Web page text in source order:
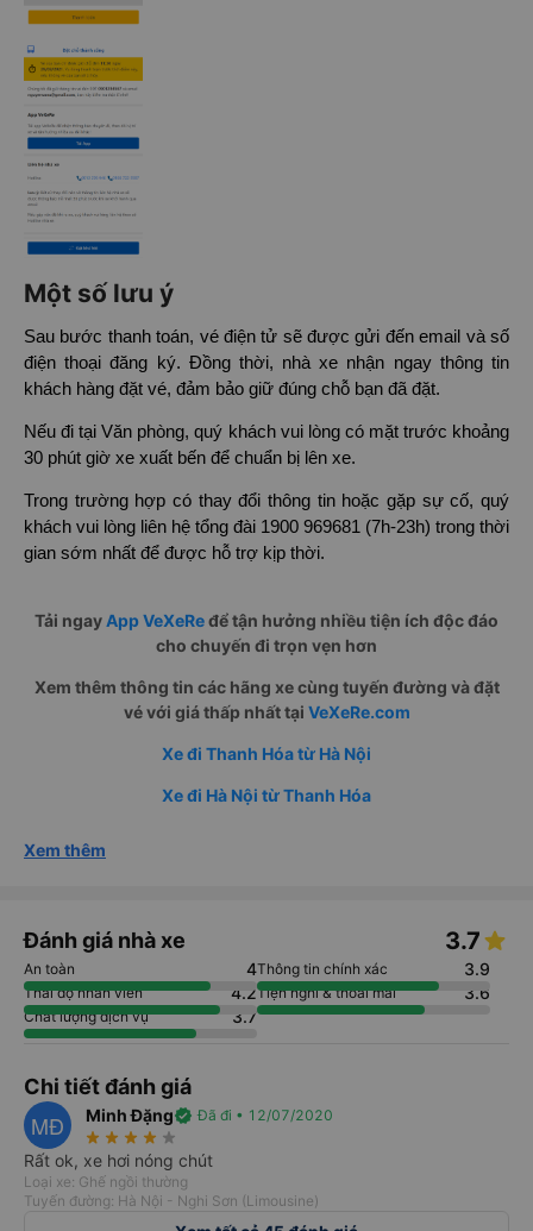
Một số lưu ý
Sau bước thanh toán, vé điện tử sẽ được gửi đến email và số
điện thoại đăng ký. Đồng thời, nhà xe nhận ngay thông tin
khách hàng đặt vé, đảm bảo giữ đúng chỗ bạn đã đặt.
Nếu đi tại Văn phòng, quý khách vui lòng có mặt trước khoảng
30 phút giờ xe xuất bến để chuẩn bị lên xe.
Trong trường hợp có thay đổi thông tin hoặc gặp sự cố, quý
khách vui lòng liên hệ tổng đài 1900 969681 (7h-23h) trong thời
gian sớm nhất để được hỗ trợ kịp thời.
Tải ngay App VeXeReđể tận hưởng nhiều tiện ích độc đáo
cho chuyến đi trọn vẹn hơn
Xem thêm thông tin các hãng xe cùng tuyến đường và đặt
vé với giá thấp nhất tại VeXeRe.com
Xe đi Thanh Hóa từ Hà Nội
Xe đi Hà Nội từ Thanh Hóa
Xem thêm
Đánh giá nhà xe 3.7
An toàn 4Thông tin chính xác 3.9
Thái độ nhân viên 4.2Tiện nghi & thoải mái 3.6
Chất lượng dịch vụ 3.7
Chi tiết đánh giá
MĐ Minh Đặngverified Đã đi • 12/07/2020
star_rate star_rate star_rate star_rate star_rate
Rất ok, xe hơi nóng chút
Loại xe: Ghế ngồi thường
Tuyến đường: Hà Nội - Nghi Sơn (Limousine)